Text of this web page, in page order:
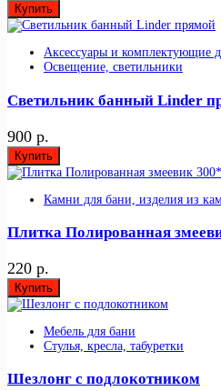
Купить
Аксессуары и комплектующие
Освещение, светильники
Светильник банный Linder
900 р.
Купить
Камни для бани, изделия из
Плитка Полированная
220 р.
Купить
Мебель для бани
Стулья, кресла, табуретки
Шезлонг с подлокотником